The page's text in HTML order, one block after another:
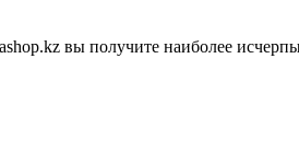
вы получите наиболее